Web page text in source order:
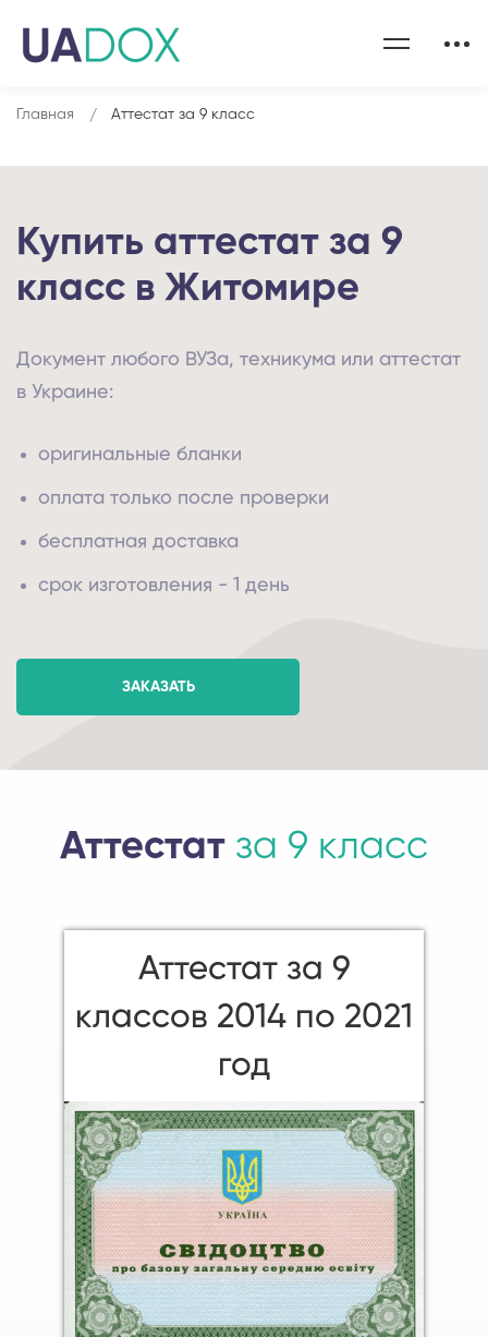
Главная Аттестат за 9 класс
Купить аттестат за 9
класс в Житомире
Документ любого ВУЗа, техникума или аттестат
в Украине:
оригинальные бланки
оплата только после проверки
бесплатная доставка
срок изготовления - 1 день
ЗАКАЗАТЬ
Аттестат за 9 класс
Аттестат за 9
классов 2014 по 2021
год